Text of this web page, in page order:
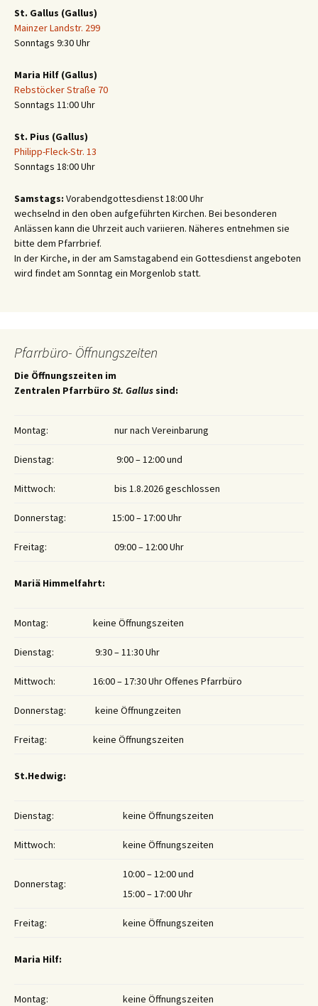
St. Gallus (Gallus)
Mainzer Landstr. 299
Sonntags 9:30 Uhr
Maria Hilf (Gallus)
Rebstöcker Straße 70
Sonntags 11:00 Uhr
St. Pius (Gallus)
Philipp-Fleck-Str. 13
Sonntags 18:00 Uhr
Samstags: Vorabendgottesdienst 18:00 Uhr
wechselnd in den oben aufgeführten Kirchen. Bei besonderen
Anlässen kann die Uhrzeit auch variieren. Näheres entnehmen sie
bitte dem Pfarrbrief.
In der Kirche, in der am Samstagabend ein Gottesdienst angeboten
wird findet am Sonntag ein Morgenlob statt.
Pfarrbüro- Öffnungszeiten
Die Öffnungszeiten im
Zentralen Pfarrbüro St. Gallus sind:
Montag: nur nach Vereinbarung
Dienstag: 9:00 – 12:00 und
Mittwoch: bis 1.8.2026 geschlossen
Donnerstag: 15:00 – 17:00 Uhr
Freitag: 09:00 – 12:00 Uhr
Mariä Himmelfahrt:
Montag: keine Öffnungszeiten
Dienstag: 9:30 – 11:30 Uhr
Mittwoch: 16:00 – 17:30 Uhr Offenes Pfarrbüro
Donnerstag: keine Öffnungzeiten
Freitag: keine Öffnungszeiten
St.Hedwig:
Dienstag: keine Öffnungszeiten
Mittwoch: keine Öffnungszeiten
Donnerstag:
10:00 – 12:00 und
15:00 – 17:00 Uhr
Freitag: keine Öffnungszeiten
Maria Hilf:
Montag: keine Öffnungszeiten